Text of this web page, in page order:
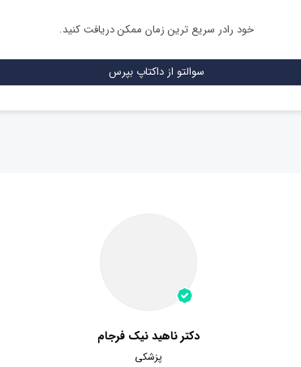
خود رادر سریع ترین زمان ممکن دریافت کنید.
سوالتو از داکتاپ بپرس
دکتر ناهید نیک فرجام
پزشکی